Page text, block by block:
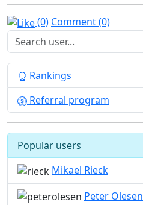
(0) Comment (0)
Rankings
Referral program
Popular users
Mikael Rieck
Peter Olesen